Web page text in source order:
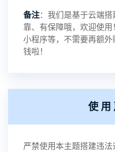
备注：我们是基于云端
靠、有保障哦，欢迎使
小程序等，不需要再额
钱啦！
使用
严禁使用本主题搭建违